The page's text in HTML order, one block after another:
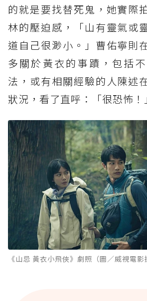
的就是要找替死鬼，她實際
林的壓迫感，「山有靈氣或
道自己很渺小。」曹佑寧則
多關於黃衣的事蹟，包括
法，或有相關經驗的人陳述
狀況，看了直呼：「很恐怖！」
《山忌 黃衣小飛俠》劇照（圖／威視電影